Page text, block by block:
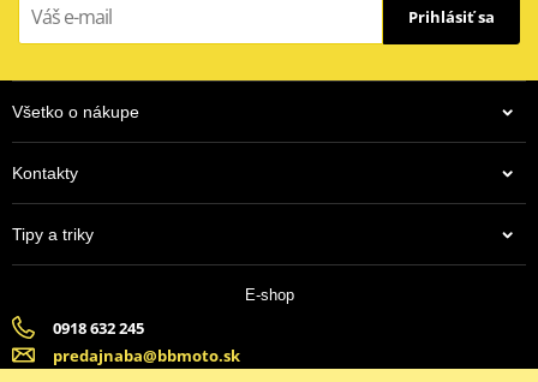
Prihlásiť sa
Všetko o nákupe
Kontakty
Tipy a triky
E-shop
0918 632 245
predajnaba@bbmoto.sk